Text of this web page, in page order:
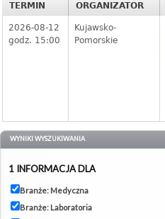
TERMIN ORGANIZATOR
2026-08-12
godz. 15:00
Kujawsko-
Pomorskie
WYNIKI WYSZUKIWANIA
1 INFORMACJA DLA
Branże: Medyczna
Branże: Laboratoria